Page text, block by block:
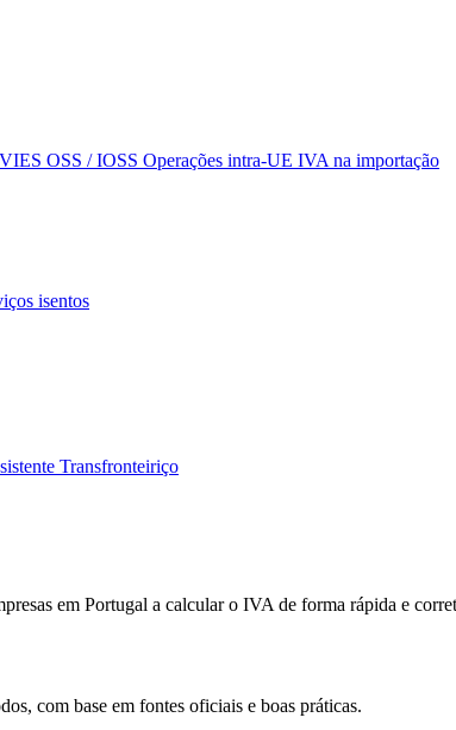
OSS / IOSS Operações intra-UE IVA na importação
isentos
Transfronteiriço
em Portugal a calcular o IVA de forma rápida e
com base em fontes oficiais e boas práticas.